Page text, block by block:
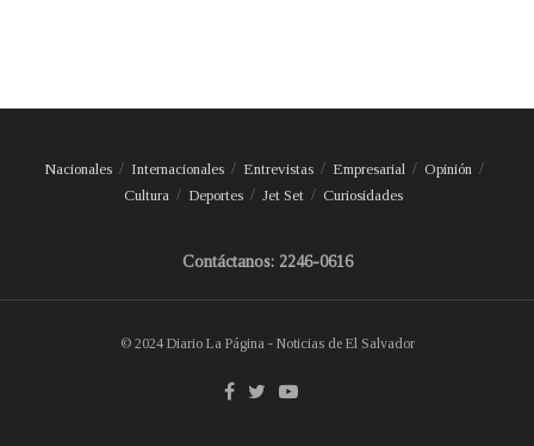
Nacionales Internacionales Entrevistas Empresarial
Opinión
Cultura
Deportes Jet Set Curiosidades
Contáctanos: 2246-0616
© 2024 Diario La Página - Noticias de El Salvador